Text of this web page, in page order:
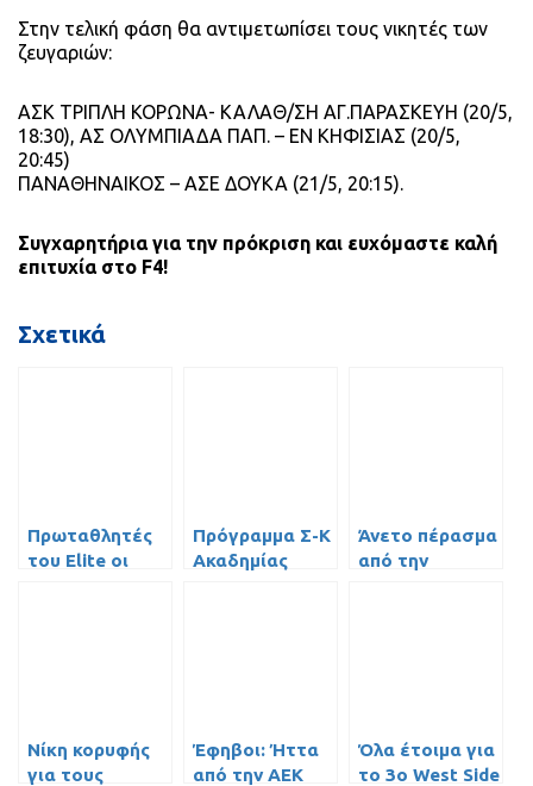
Στην τελική φάση θα αντιμετωπίσει τους νικητές των
ζευγαριών:
ΑΣΚ ΤΡΙΠΛΗ ΚΟΡΩΝΑ- ΚΑΛΑΘ/ΣΗ ΑΓ.ΠΑΡΑΣΚΕΥΗ (20/5,
18:30), ΑΣ ΟΛΥΜΠΙΑΔΑ ΠΑΠ. – ΕΝ ΚΗΦΙΣΙΑΣ (20/5,
20:45)
ΠΑΝΑΘΗΝΑΙΚΟΣ – ΑΣΕ ΔΟΥΚΑ (21/5, 20:15).
Συγχαρητήρια για την πρόκριση και ευχόμαστε καλή
επιτυχία στο F4!
Σχετικά
Πρωταθλητές
του Elite οι
Πρόγραμμα Σ-Κ
Ακαδημίας
Άνετο πέρασμα
από την
Νίκη κορυφής
για τους
Έφηβοι: Ήττα
από την ΑΕΚ
Όλα έτοιμα για
το 3o West Side